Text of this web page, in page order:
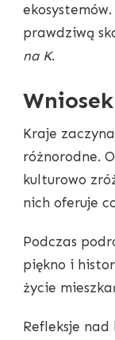
prawdziwą
na K.
Wniosek
Kraje
różnorodne.
kulturowo
nich oferuje
Podczas
piękno i
życie
Refleksje